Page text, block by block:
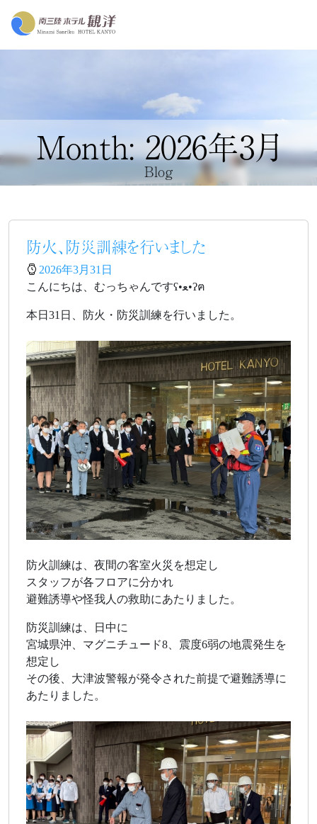
Month: 2026年3月
Blog
防火、防災訓練を行いました
2026年3月31日
こんにちは、むっちゃんですʕ•ﻌ•ʔฅ
本日31日、防火・防災訓練を行いました。
防火訓練は、夜間の客室火災を想定し
スタッフが各フロアに分かれ
避難誘導や怪我人の救助にあたりました。
防災訓練は、日中に
宮城県沖、マグニチュード8、震度6弱の地震発生を
想定し
その後、大津波警報が発令された前提で避難誘導に
あたりました。